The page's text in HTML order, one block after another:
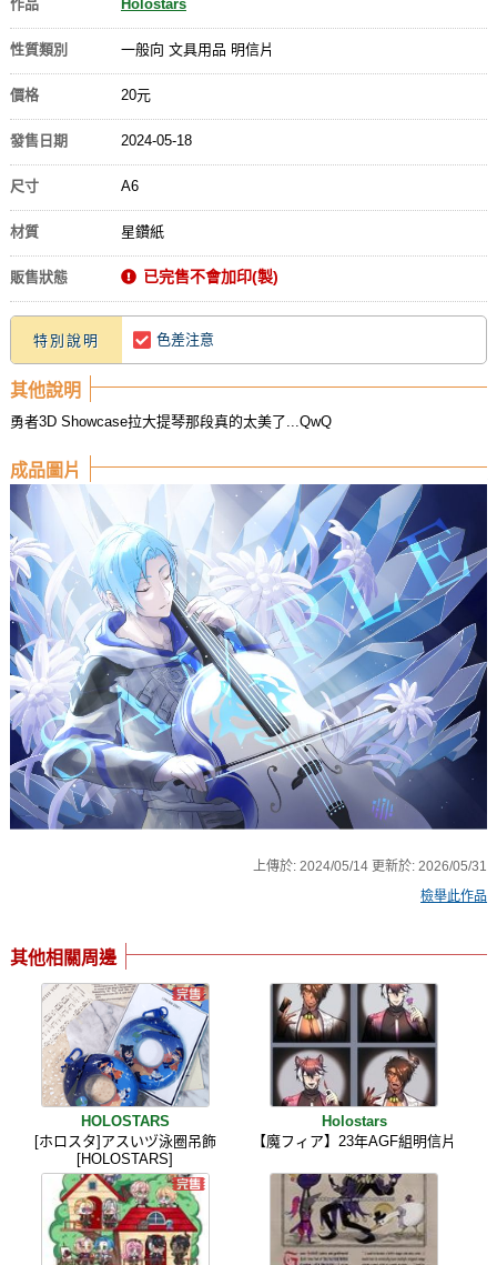
作品 Holostars
性質類別 一般向 文具用品 明信片
價格 20元
發售日期 2024-05-18
尺寸 A6
材質 星鑽紙
販售狀態 已完售不會加印(製)
特別說明 色差注意
其他說明
勇者3D Showcase拉大提琴那段真的太美了...QwQ
成品圖片
上傳於:2024/05/14 更新於:2026/05/31
檢舉此作品
其他相關周邊
HOLOSTARS
[ホロスタ]アスいヅ泳圈吊飾
[HOLOSTARS]
Holostars
【魔フィア】23年AGF組明信片